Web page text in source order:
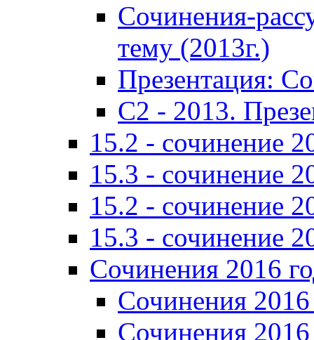
Сочинения-
тему (2013г.)
Презентация:
C2 - 2013.
15.2 - сочинение
15.3 - сочинение
15.2 - сочинение
15.3 - сочинение
Сочинения 2016
Сочинения
Сочинения